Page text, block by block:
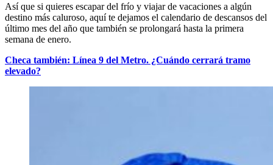
Así que si quieres escapar del frío y viajar de vacaciones a algún
destino más caluroso, aquí te dejamos el calendario de descansos del
último mes del año que también se prolongará hasta la primera
semana de enero.
Checa también: Línea 9 del Metro. ¿Cuándo cerrará tramo
elevado?